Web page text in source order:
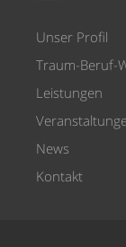
Unser Profil
Traum-Beruf-
Leistungen
News
Kontakt